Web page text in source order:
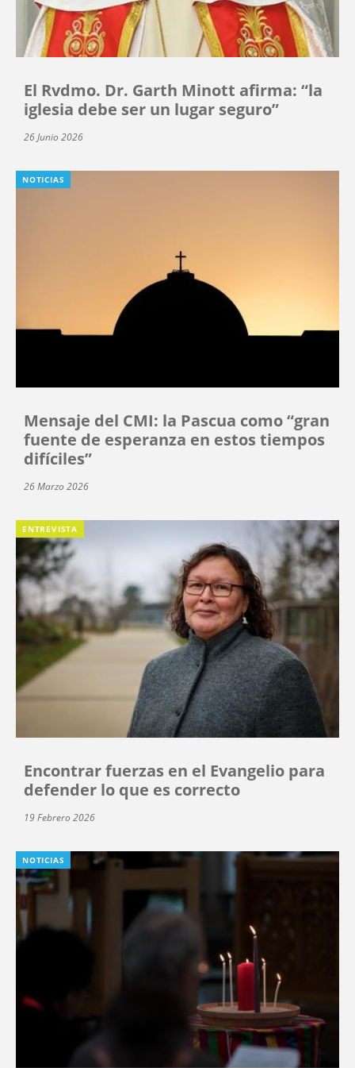
El Rvdmo. Dr. Garth Minott afirma: “la
iglesia debe ser un lugar seguro”
26 Junio 2026
NOTICIAS
Mensaje del CMI: la Pascua como “gran
fuente de esperanza en estos tiempos
difíciles”
26 Marzo 2026
ENTREVISTA
Encontrar fuerzas en el Evangelio para
defender lo que es correcto
19 Febrero 2026
NOTICIAS